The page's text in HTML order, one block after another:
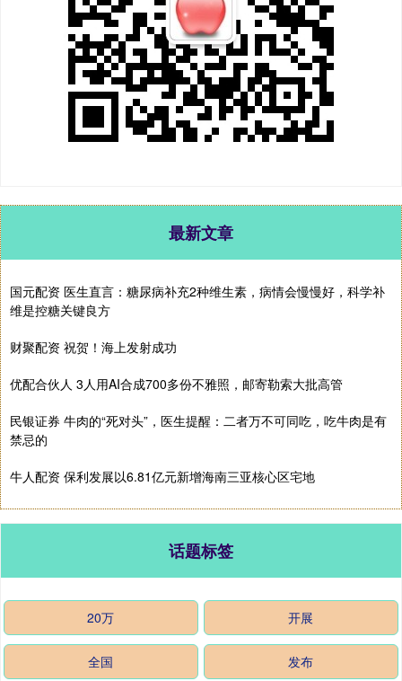
最新文章
国元配资 医生直言：糖尿病补充2种维生素，病情会慢慢好，科学补
维是控糖关键良方
财聚配资 祝贺！海上发射成功
优配合伙人 3人用AI合成700多份不雅照，邮寄勒索大批高管
民银证券 牛肉的“死对头”，医生提醒：二者万不可同吃，吃牛肉是有
禁忌的
牛人配资 保利发展以6.81亿元新增海南三亚核心区宅地
话题标签
20万 开展
全国 发布